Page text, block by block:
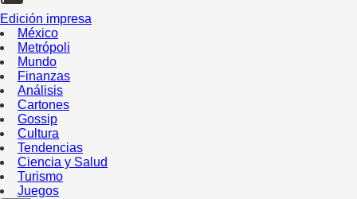
Edición impresa
México
Metrópoli
Mundo
Finanzas
Análisis
Cartones
Gossip
Cultura
Tendencias
Ciencia y Salud
Turismo
Juegos